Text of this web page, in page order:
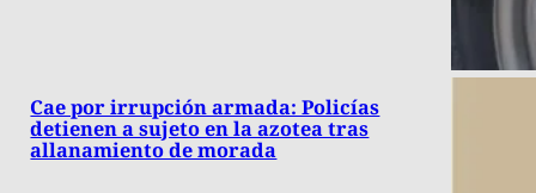
Cae por irrupción armada: Policías
detienen a sujeto en la azotea tras
allanamiento de morada